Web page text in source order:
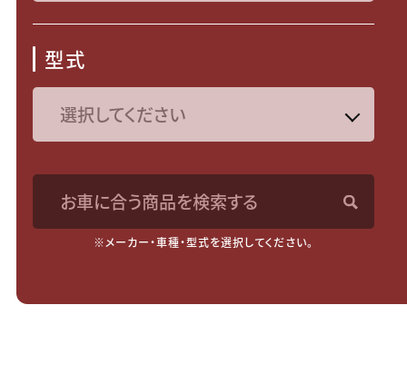
型式
お車に合う商品を検索する
※メーカー・車種・型式を選択してください。